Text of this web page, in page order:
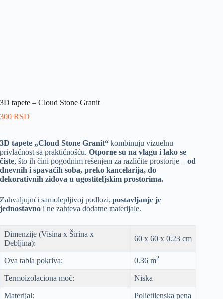
3D tapete – Cloud Stone Granit
300 RSD
3D tapete „Cloud Stone Granit“ kombinuju vizuelnu
privlačnost sa praktičnošću. Otporne su na vlagu i lako se
čiste, što ih čini pogodnim rešenjem za različite prostorije – od
dnevnih i spavaćih soba, preko kancelarija, do
dekorativnih zidova u ugostiteljskim prostorima.
Zahvaljujući samolepljivoj podlozi, postavljanje je
jednostavno i ne zahteva dodatne materijale.
Dimenzije (Visina x Širina x
Debljina):
60 x 60 x 0.23 cm
Ova tabla pokriva: 0.36 m2
Termoizolaciona moć: Niska
Materijal: Polietilenska pena